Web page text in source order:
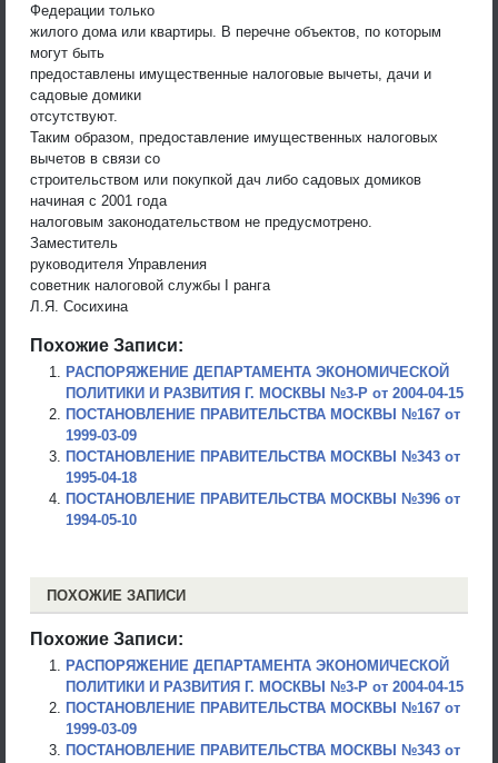
Федерации только
жилого дома или квартиры. В перечне объектов, по которым
могут быть
предоставлены имущественные налоговые вычеты, дачи и
садовые домики
отсутствуют.
Таким образом, предоставление имущественных налоговых
вычетов в связи со
строительством или покупкой дач либо садовых домиков
начиная с 2001 года
налоговым законодательством не предусмотрено.
Заместитель
руководителя Управления
советник налоговой службы I ранга
Л.Я. Сосихина
Похожие Записи:
РАСПОРЯЖЕНИЕ ДЕПАРТАМЕНТА ЭКОНОМИЧЕСКОЙ
ПОЛИТИКИ И РАЗВИТИЯ Г. МОСКВЫ №3-Р от 2004-04-15
ПОСТАНОВЛЕНИЕ ПРАВИТЕЛЬСТВА МОСКВЫ №167 от
1999-03-09
ПОСТАНОВЛЕНИЕ ПРАВИТЕЛЬСТВА МОСКВЫ №343 от
1995-04-18
ПОСТАНОВЛЕНИЕ ПРАВИТЕЛЬСТВА МОСКВЫ №396 от
1994-05-10
ПОХОЖИЕ ЗАПИСИ
Похожие Записи:
РАСПОРЯЖЕНИЕ ДЕПАРТАМЕНТА ЭКОНОМИЧЕСКОЙ
ПОЛИТИКИ И РАЗВИТИЯ Г. МОСКВЫ №3-Р от 2004-04-15
ПОСТАНОВЛЕНИЕ ПРАВИТЕЛЬСТВА МОСКВЫ №167 от
1999-03-09
ПОСТАНОВЛЕНИЕ ПРАВИТЕЛЬСТВА МОСКВЫ №343 от